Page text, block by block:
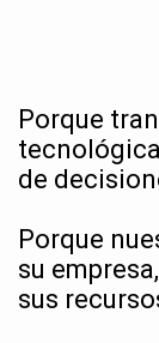
Porque
de
Porque
su
sus